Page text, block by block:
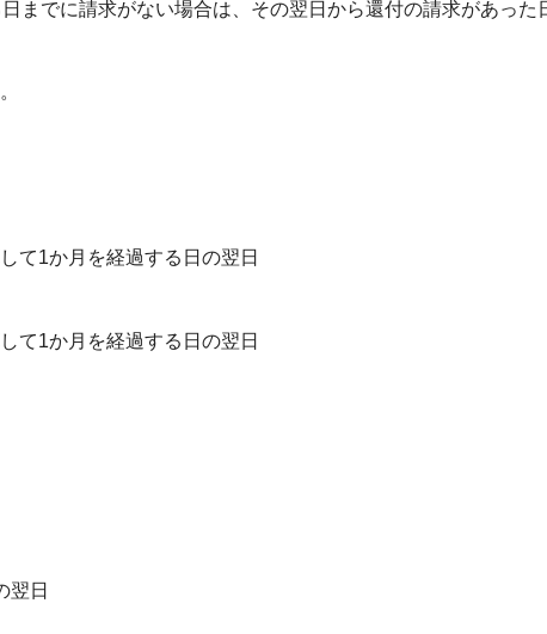
までに請求がない場合は、その翌日から還付の請求があった
て1か月を経過する日の翌日
て1か月を経過する日の翌日
翌日